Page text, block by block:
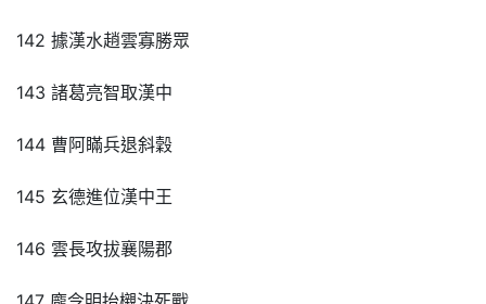
142 據漢水趙雲寡勝眾
143 諸葛亮智取漢中
144 曹阿瞞兵退斜穀
145 玄德進位漢中王
146 雲長攻拔襄陽郡